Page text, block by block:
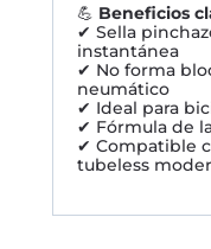
💪 Beneficios
✔ Sella
instantánea
✔ No forma
neumático
✔ Ideal para
✔ Fórmula de
✔ Compatible
tubeless